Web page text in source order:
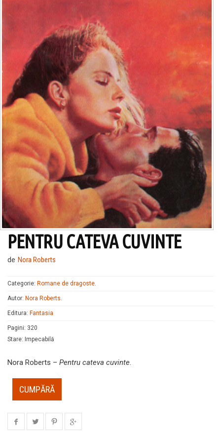
PENTRU CATEVA CUVINTE
de Nora Roberts
Categorie: Romane de dragoste.
Autor: Nora Roberts.
Editura: Fantasia
Pagini: 320
Stare: Impecabilă
Nora Roberts – Pentru cateva cuvinte.
CUMPĂRĂ